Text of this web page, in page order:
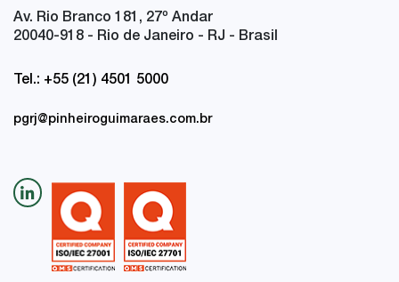
Av. Rio Branco 181, 27º Andar
20040-918 - Rio de Janeiro - RJ - Brasil
Tel.: +55 (21) 4501 5000
pgrj@pinheiroguimaraes.com.br